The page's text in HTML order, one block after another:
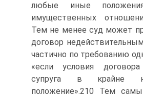
любые иные
имущественных
Тем не менее суд может
договор
частично по требованию
«если условия
супруга в крайне
положение».210 Тем